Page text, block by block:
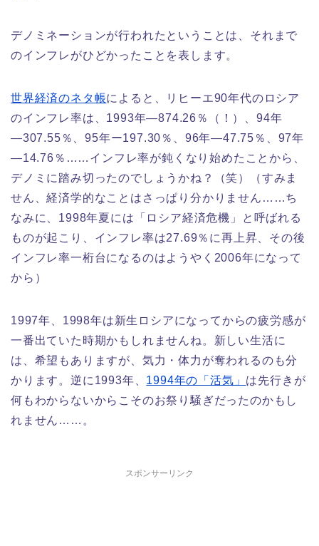
デノミネーションが行われたということは、それまで
のインフレがひどかったことを表します。
世界経済のネタ帳によると、リヒーエ90年代のロシア
のインフレ率は、1993年―874.26％（！）、94年
―307.55％、95年ー197.30％、96年―47.75％、97年
―14.76％……インフレ率が鈍くなり始めたことから、
デノミに踏み切ったのでしょうかね？（笑）（すみま
せん、経済学的なことはさっぱり分かりません……ち
なみに、1998年夏には「ロシア経済危機」と呼ばれる
ものが起こり、インフレ率は27.69％に再上昇、その後
インフレ率一桁台になるのはようやく2006年になって
から）
1997年、1998年は新生ロシアになってからの疲労感が
一番出ていた時期かもしれませんね。新しい生活に
は、希望もありますが、気力・体力が奪われるのも分
かります。逆に1993年、 1994年の「活気」 は先行きが
何もわからないからこそのお祭り騒ぎだったのかもし
れません……。
スポンサーリンク